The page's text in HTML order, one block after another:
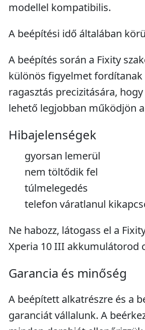
modellel kompatibilis.
A beépítési idő általában
A beépítés során a Fixity
különös figyelmet fordítanak
ragasztás precizitására,
lehető legjobban működjön
Hibajelenségek
gyorsan lemerül
nem töltődik fel
túlmelegedés
telefon váratlanul
Ne habozz, látogass el a
Xperia 10 III akkumulátorod
Garancia és minőség
A beépített alkatrészre és a
garanciát vállalunk. A